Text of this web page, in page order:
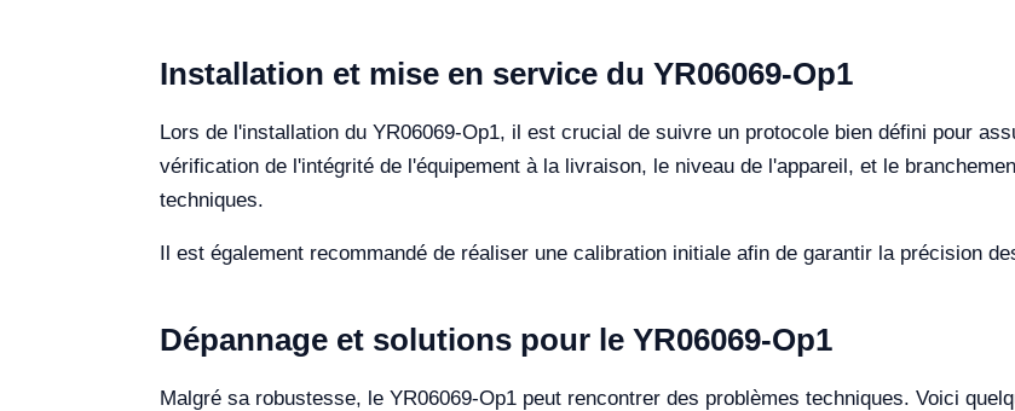
Installation et mise en service du YR06069-Op1
Lors de l'installation du YR06069-Op1, il est crucial de suivre un protocole bien défini pour
vérification de l'intégrité de l'équipement à la livraison, le niveau de l'appareil, et le
techniques.
Il est également recommandé de réaliser une calibration initiale afin de garantir la précision
Dépannage et solutions pour le YR06069-Op1
Malgré sa robustesse, le YR06069-Op1 peut rencontrer des problèmes techniques. Voici